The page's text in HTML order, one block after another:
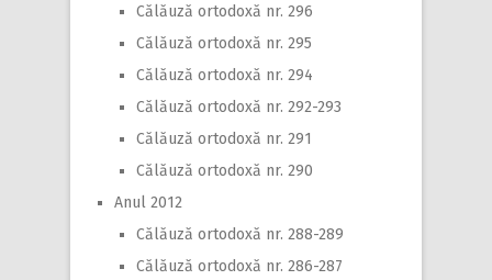
Călăuză ortodoxă nr. 296
Călăuză ortodoxă nr. 295
Călăuză ortodoxă nr. 294
Călăuză ortodoxă nr. 292-293
Călăuză ortodoxă nr. 291
Călăuză ortodoxă nr. 290
Anul 2012
Călăuză ortodoxă nr. 288-289
Călăuză ortodoxă nr. 286-287